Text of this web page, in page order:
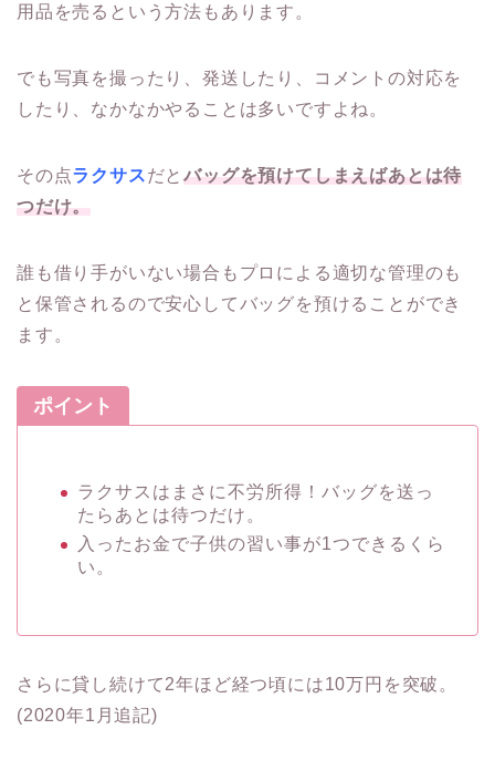
用品を売るという方法もあります。
でも写真を撮ったり、発送したり、コメントの対応を
したり、なかなかやることは多いですよね。
その点ラクサスだとバッグを預けてしまえばあとは待
つだけ。
誰も借り手がいない場合もプロによる適切な管理のも
と保管されるので安心してバッグを預けることができ
ます。
ポイント
ラクサスはまさに不労所得！バッグを送っ
たらあとは待つだけ。
入ったお金で子供の習い事が1つできるくら
い。
さらに貸し続けて2年ほど経つ頃には10万円を突破。
(2020年1月追記)